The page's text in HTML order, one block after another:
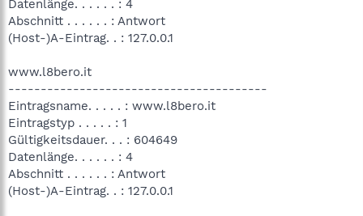
Datenlänge. . . . . . : 4
Abschnitt . . . . . . : Antwort
(Host-)A-Eintrag. . : 127.0.0.1
www.l8bero.it
----------------------------------------
Eintragsname. . . . . : www.l8bero.it
Eintragstyp . . . . . : 1
Gültigkeitsdauer. . . : 604649
Datenlänge. . . . . . : 4
Abschnitt . . . . . . : Antwort
(Host-)A-Eintrag. . : 127.0.0.1